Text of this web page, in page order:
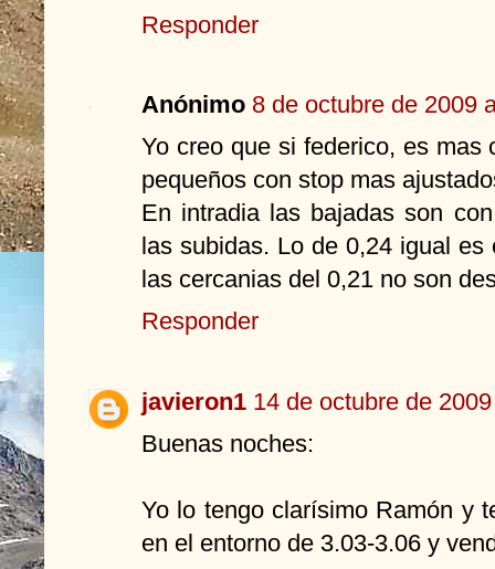
Responder
Anónimo 8 de octubre de 2009
Yo creo que si federico, es mas
pequeños con stop mas
En intradia las bajadas son
las subidas. Lo de 0,24 igual
las cercanias del 0,21 no son
Responder
javieron1 14 de octubre de
Buenas noches:
Yo lo tengo clarísimo Ramón y
en el entorno de 3.03-3.06 y